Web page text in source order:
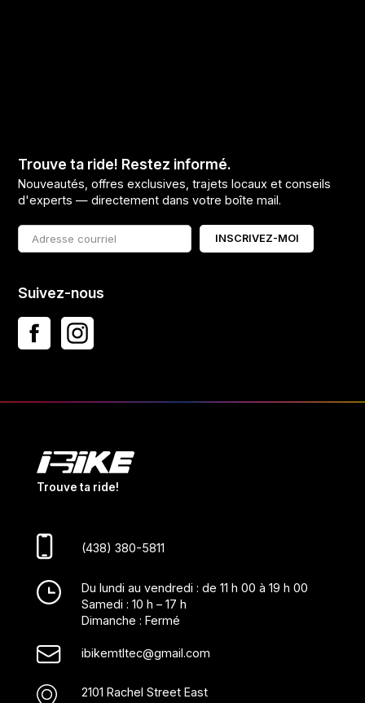
Trouve ta ride! Restez informé.
Nouveautés, offres exclusives, trajets locaux et conseils
d'experts — directement dans votre boîte mail.
INSCRIVEZ-MOI
Suivez-nous
Trouve ta ride!
(438) 380-5811
Du lundi au vendredi : de 11 h 00 à 19 h 00
Samedi : 10 h – 17 h
Dimanche : Fermé
ibikemtltec@gmail.com
2101 Rachel Street East